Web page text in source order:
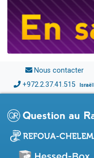
Nous contacter
+972.2.37.41.515 Israël